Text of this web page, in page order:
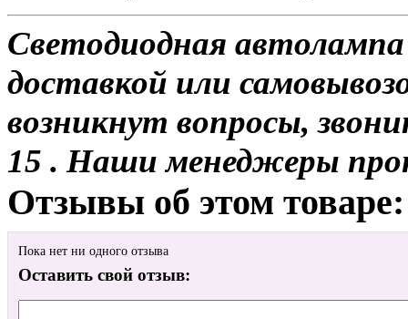
Светодиодная
доставкой или
возникнут вопросы,
15 . Наши менеджеры
Отзывы об этом товаре:
Пока нет ни одного отзыва
Оставить свой отзыв: